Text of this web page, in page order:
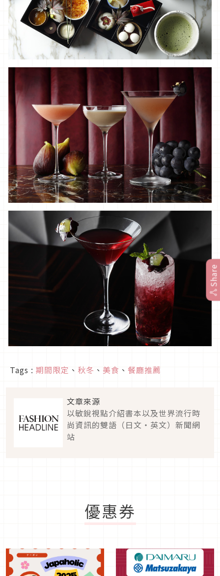
Tags : 期間限定 、 秋冬 、 美食 、 餐廳推薦
文章來源
以敏銳視點介紹書本以及世界流行時
尚資訊的雙語（日文・英文）新聞網
站
優惠券
Share